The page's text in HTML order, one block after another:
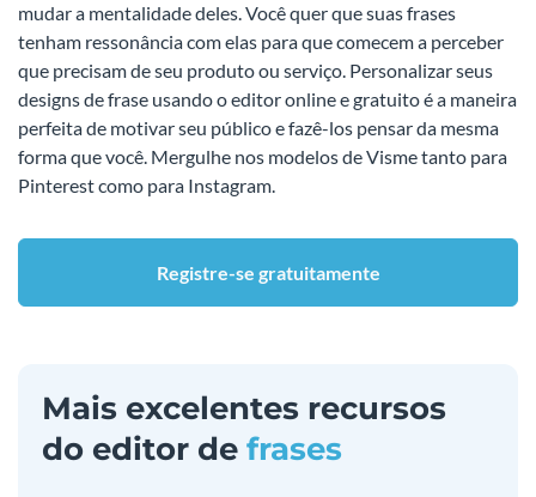
mudar a mentalidade deles. Você quer que suas frases
tenham ressonância com elas para que comecem a perceber
que precisam de seu produto ou serviço. Personalizar seus
designs de frase usando o editor online e gratuito é a maneira
perfeita de motivar seu público e fazê-los pensar da mesma
forma que você. Mergulhe nos modelos de Visme tanto para
Pinterest como para Instagram.
Registre-se gratuitamente
Mais excelentes recursos
do editor de frases